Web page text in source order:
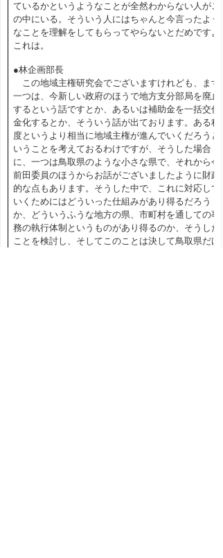
ているかというようなことが全然わからない人がこ
の中にいる。そういう人にはちゃんと今言ったよう
なことを理解をしてもらってやらないとだめですよ
これは。
●林企画部長
この地域主権研究会でございますけれども、まず
一つは、今新しい政府のほうで地方支分部局を廃止
するという話ですとか、あるいは補助金を一括交付
金化するとか、そういう話が出ております。ある程
度というより相当に地域主権が進んでいくだろうと
いうことを考えておるわけですが、そうした場合
に、一つは鳥取県のような小さな県で、それから今
前田委員のほうからお話がございましたように財政
的な点もあります。そうした中で、これに対応して
いくためにはどういった仕組みがあり得るだろう
か、どういうふうな地方の県、市町村を通しての事
務の執行体制というものがあり得るのか、そうした
ことを検討し、そしてこのことは決して鳥取県だけ